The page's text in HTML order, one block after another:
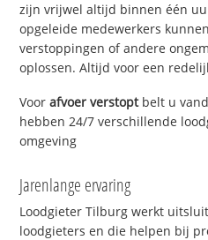
zijn vrijwel altijd binnen één
opgeleide medewerkers
verstoppingen of andere
oplossen. Altijd voor een
Voorafvoer verstoptbelt u
hebben 24/7 verschillende
omgeving
Jarenlange ervaring
Loodgieter Tilburg werkt
loodgieters en die helpen bij